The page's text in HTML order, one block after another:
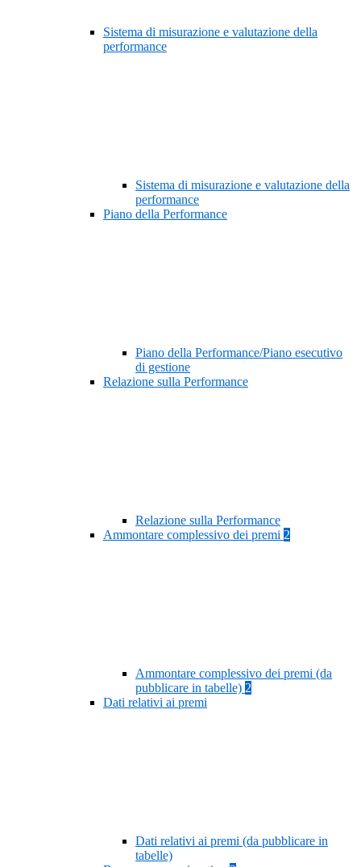
Sistema di misurazione e valutazione della
performance
Sistema di misurazione e valutazione della
performance
Piano della Performance
Piano della Performance/Piano esecutivo
di gestione
Relazione sulla Performance
Relazione sulla Performance
Ammontare complessivo dei premi 2
Ammontare complessivo dei premi (da
pubblicare in tabelle) 2
Dati relativi ai premi
Dati relativi ai premi (da pubblicare in
tabelle)